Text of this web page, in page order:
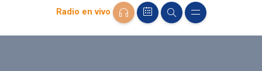
Radio en vivo